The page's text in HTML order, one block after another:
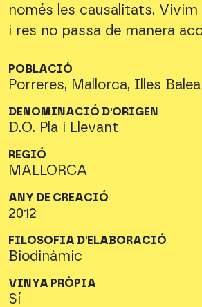
només les causalitats. Vivim
i res no passa de manera
POBLACIÓ
Porreres, Mallorca, Illes
DENOMINACIÓ D'ORIGEN
D.O. Pla i Llevant
REGIÓ
MALLORCA
ANY DE CREACIÓ
2012
FILOSOFIA D'ELABORACIÓ
Biodinàmic
VINYA PRÒPIA
Sí